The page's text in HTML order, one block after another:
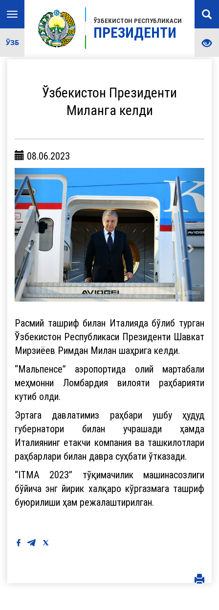
ЎЗБЕКИСТОН РЕСПУБЛИКАСИ
ПРЕЗИДЕНТИ
Toggle
navigation
ЎЗБ
Ўзбекистон Президенти
Миланга келди
08.06.2023
Расмий ташриф билан Италияда бўлиб турган
Ўзбекистон Республикаси Президенти Шавкат
Мирзиёев Римдан Милан шаҳрига келди.
“Мальпенсе” аэропортида олий мартабали
меҳмонни Ломбардия вилояти раҳбарияти
кутиб олди.
Эртага давлатимиз раҳбари ушбу ҳудуд
губернатори билан учрашади ҳамда
Италиянинг етакчи компания ва ташкилотлари
раҳбарлари билан давра суҳбати ўтказади.
“ITMA 2023” тўқимачилик машинасозлиги
бўйича энг йирик халқаро кўргазмага ташриф
буюрилиши ҳам режалаштирилган.